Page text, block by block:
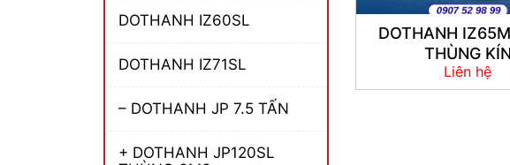
DOTHANH IZ60SL
DOTHANH IZ71SL
– DOTHANH JP 7.5 TẤN
+ DOTHANH JP120SL
DOTHANH
THÙNG KÍN
Liên hệ